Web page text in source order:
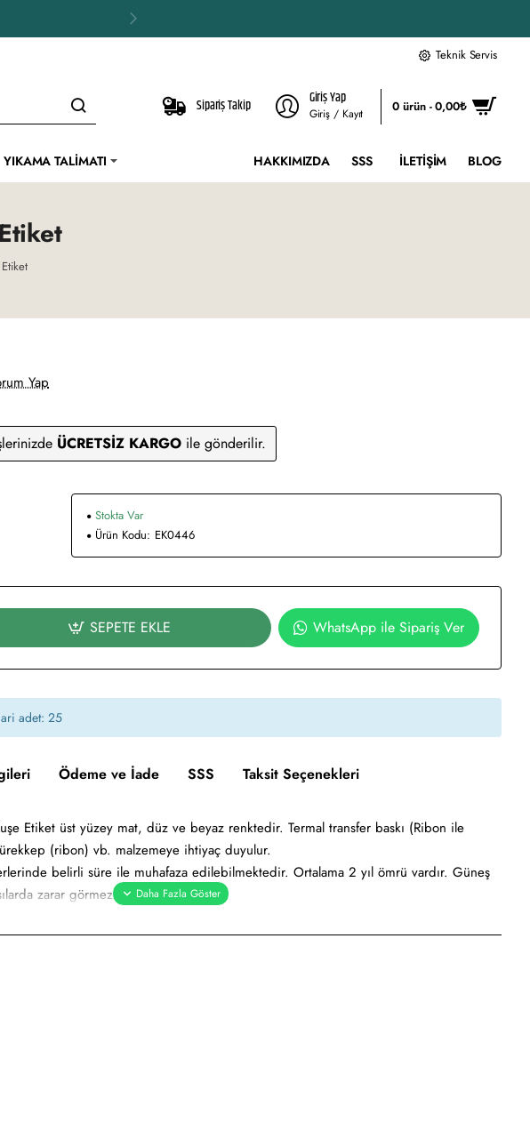
Teknik Servis
Sipariş Takip Giriş Yap
Giriş / Kayıt 0 ürün - 0,00₺
YIKAMA TALIMATI HAKKIMIZDA SSS İLETIŞIM BLOG
ÜCRETSİZ KARGOile gönderilir.
Yap
Stokta Var
Ürün Kodu: EK0446
SEPETE EKLE WhatsApp ile Sipariş Ver
adet: 25
Ödeme ve İade SSS Taksit Seçenekleri
Etiket üst yüzey mat, düz ve beyaz renktedir. Termal transfer baskı (Ribon ile
(ribon) vb. malzemeye ihtiyaç duyulur.
belirli süre ile muhafaza edilebilmektedir. Ortalama 2 yıl ömrü vardır. Güneş
zarar görmez.
yazıcılar için uygundur.
yapışkanlı tutkal), Holtmelt (Kuvvetli yapışkan tutkal), Nonperm (İz Bırakmayan